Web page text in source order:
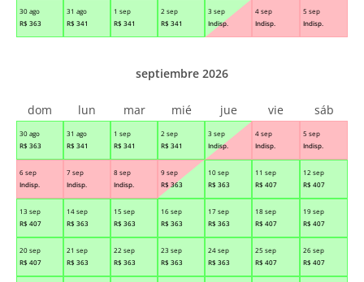
30 ago
R$ 363
31 ago
R$ 341
1 sep
R$ 341
2 sep
R$ 341
3 sep
Indisp.
4 sep
Indisp.
5 sep
Indisp.
30 ago
R$ 363
31 ago
R$ 341
1 sep
R$ 341
2 sep
R$ 341
3 sep
Indisp.
4 sep
Indisp.
5 sep
Indisp.
6 sep
Indisp.
7 sep
Indisp.
8 sep
Indisp.
9 sep
R$ 363
10 sep
R$ 363
11 sep
R$ 407
12 sep
R$ 407
13 sep
R$ 407
14 sep
R$ 363
15 sep
R$ 363
16 sep
R$ 363
17 sep
R$ 363
18 sep
R$ 407
19 sep
R$ 407
20 sep
R$ 407
21 sep
R$ 363
22 sep
R$ 363
23 sep
R$ 363
24 sep
R$ 363
25 sep
R$ 407
26 sep
R$ 407
septiembre 2026
dom lun mar mié jue vie sáb